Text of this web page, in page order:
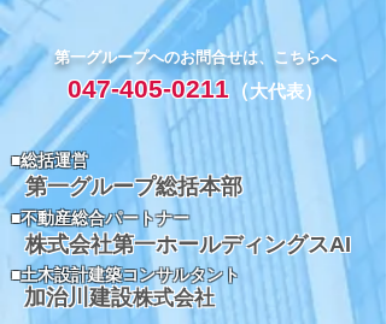
第一グループへのお問合せは、こちらへ
047-405-0211 （大代表）
​■総括運営
第一グループ総括本部
​■不動産総合パートナー
株式会社第一ホールディングスAI
​■土木設計建築コンサルタント
加治川建設株式会社